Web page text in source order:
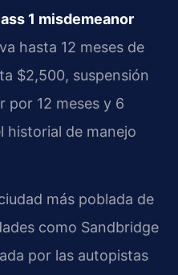
1 misdemeanor
hasta 12 meses de
$2,500, suspensión
por 12 meses y 6
historial de manejo
más poblada de
como Sandbridge
por las autopistas